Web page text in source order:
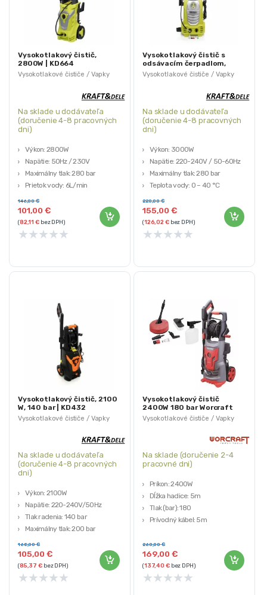
Vysokotlakové čističe / Vapky
Vysokotlakový čistič,
2800W | KD664
Na sklade u dodávateľa
(doručenie 4-8 pracovných
dni)
Výkon: 2800W
Napätie: 50Hz / 230V
Maximálny tlak: 280 bar
Prietok vody: 6L/min
101,00€
146,00€
(82,11€bez DPH)
★★★★★
Vysokotlakové čističe / Vapky
Vysokotlakový čistič s
odsávacím čerpadlom,
3000W | KD423
Na sklade u dodávateľa
(doručenie 4-8 pracovných
dni)
Výkon: 3000W
Napätie: 220-240V / 50-60Hz
Maximálny tlak: 280 bar
Teplota vody: 0 – 40 °C
155,00€
220,00€
(126,02 €bez DPH)
★★★★★
Vysokotlakové čističe / Vapky
Vysokotlakový čistič, 2100
W, 140 bar | KD432
Na sklade u dodávateľa
(doručenie 4-8 pracovných
dni)
Výkon: 2100W
Napätie: 220-240V/50Hz
Tlak radenia: 140 bar
Maximálny tlak: 200 bar
Prietok vody: 6L/min
105,00€
168,00€
(85,37€bez DPH)
★★★★★
Vysokotlakové čističe / Vapky
Vysokotlakový čistič
2400W 180 bar Worcraft
HC24-120
Na sklade (doručenie 2-4
pracovné dni)
Príkon: 2400W
Dĺžka hadice: 5m
Tlak (bar): 180
Prívodný kábel: 5m
169,00€
260,00€
(137,40€bez DPH)
★★★★★